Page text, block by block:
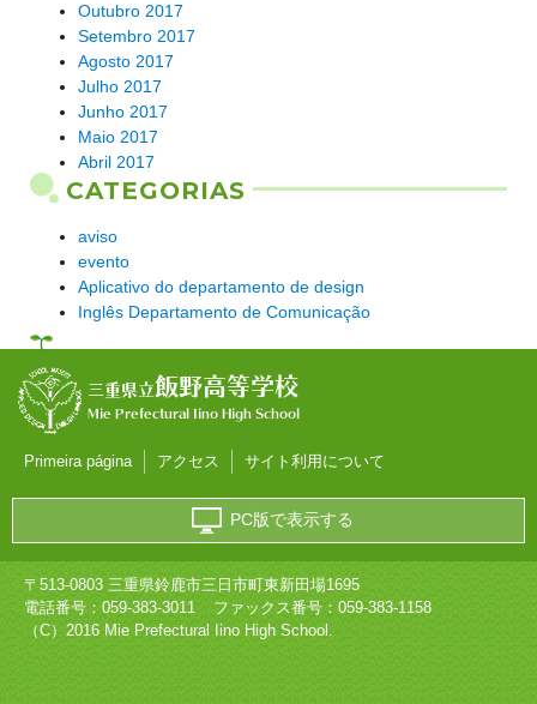
Outubro 2017
Setembro 2017
Agosto 2017
Julho 2017
Junho 2017
Maio 2017
Abril 2017
CATEGORIAS
aviso
evento
Aplicativo do departamento de design
Inglês Departamento de Comunicação
三重県立飯野高等学校
Mie Prefectural Iino High School
Primeira página アクセス サイト利用について
PC版で表示する
〒513-0803 三重県鈴鹿市三日市町東新田場1695
電話番号： 059-383-3011
ファックス番号：059-383-1158
（C）2016 Mie Prefectural Iino High School.